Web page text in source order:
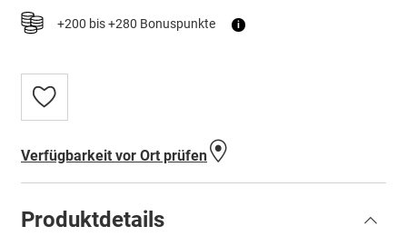
+200 bis +280 Bonuspunkte i
Zur
Wunschliste
Verfügbarkeit vor Ort prüfen
Produktdetails